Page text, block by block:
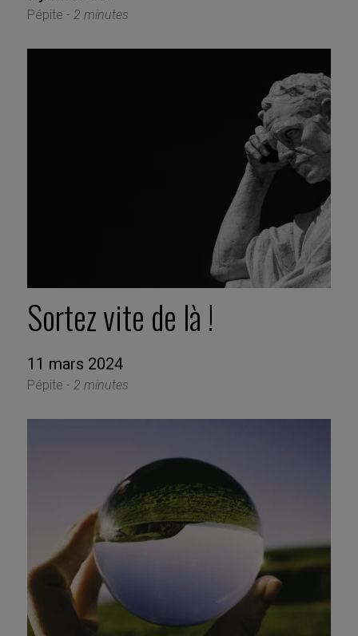
Pépite - 2 minutes
Sortez vite de là !
11 mars 2024
Pépite - 2 minutes